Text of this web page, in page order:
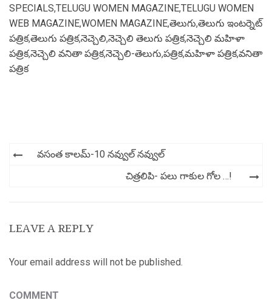
SPECIALS,TELUGU WOMEN MAGAZINE,TELUGU WOMEN
WEB MAGAZINE,WOMEN MAGAZINE,తెలుగు,తెలుగు ఇంటర్నెట్
పత్రిక,తెలుగు పత్రిక,నెచ్చెలి,నెచ్చెలి తెలుగు పత్రిక,నెచ్చెలి మహిళా
పత్రిక,నెచ్చెలి వనితా పత్రిక,నెచ్చెలి-తెలుగు,పత్రిక,మహిళా పత్రిక,వనితా
పత్రిక
Postవసంత కాలమ్-10 నవ్వుల్ నవ్వుల్
చిత్రలిపి- పలు గాకుల గోల …!
LEAVE A REPLY
Your email address will not be published.
COMMENT